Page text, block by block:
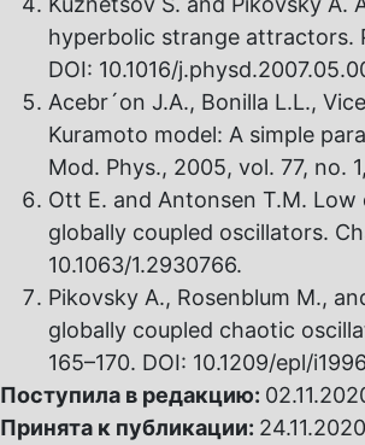
hyperbolic strange attractors.
DOI: 10.1016/
Acebr´on J.A., Bonilla L.L.,
Kuramoto model: A simple
Mod. Phys., 2005, vol. 77, no.
Ott E. and Antonsen T.M.
globally coupled oscillators.
10.1063/1.2930766.
Pikovsky A., Rosenblum M.,
globally coupled chaotic
165–170. DOI: 10.1209/epl/
Поступила в редакцию:
Принята к публикации: 24.11.2020